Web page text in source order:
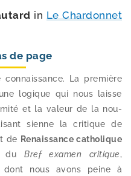
in Le Chardonnet
de page
La pre­mière
logique qui nous laisse
et la valeur de la nou­
sienne la cri­tique de
de Renaissance catho­lique
duBref exa­men cri­tique,
dont nous avons peine à